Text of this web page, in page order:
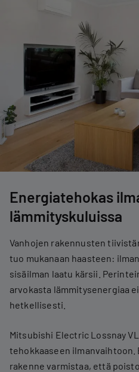
Energiatehokas
lämmityskuluissa
Vanhojen rakennusten
tuo mukanaan haasteen:
sisäilman laatu kärsii.
arvokasta lämmitysenergiaa
hetkellisesti.
Mitsubishi Electric Lossnay
tehokkaaseen
rakenne varmistaa, että